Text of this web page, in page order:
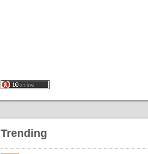
Trending